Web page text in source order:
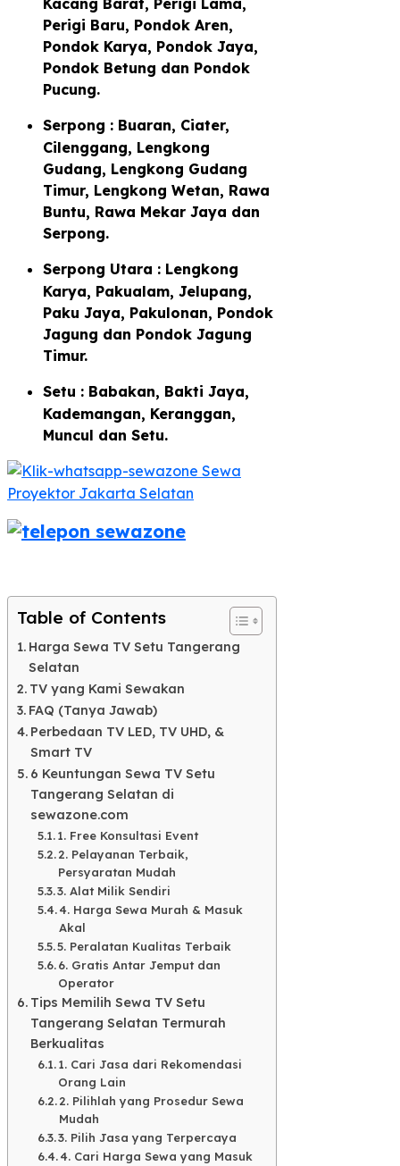
Perigi Baru, Pondok Aren,
Pondok Karya, Pondok Jaya,
Pondok Betung dan Pondok
Pucung.
Serpong : Buaran, Ciater,
Cilenggang, Lengkong
Gudang, Lengkong Gudang
Timur, Lengkong Wetan, Rawa
Buntu, Rawa Mekar Jaya dan
Serpong.
Serpong Utara : Lengkong
Karya, Pakualam, Jelupang,
Paku Jaya, Pakulonan, Pondok
Jagung dan Pondok Jagung
Timur.
Setu : Babakan, Bakti Jaya,
Kademangan, Keranggan,
Muncul dan Setu.
Table of Contents
Harga Sewa TV Setu Tangerang
Selatan
TV yang Kami Sewakan
FAQ (Tanya Jawab)
Perbedaan TV LED, TV UHD, &
Smart TV​
6 Keuntungan Sewa TV Setu
Tangerang Selatan di
sewazone.com​
1. Free Konsultasi Event
2. Pelayanan Terbaik,
Persyaratan Mudah​
3. Alat Milik Sendiri​
​4. Harga Sewa Murah & Masuk
Akal​
5. Peralatan Kualitas Terbaik​
6. Gratis Antar Jemput dan
Operator​
Tips Memilih Sewa TV Setu
Tangerang Selatan Termurah
Berkualitas​
1. Cari Jasa dari Rekomendasi
Orang Lain​
2. Pilihlah yang Prosedur Sewa
Mudah​
3. Pilih Jasa yang Terpercaya​
4. Cari Harga Sewa yang Masuk